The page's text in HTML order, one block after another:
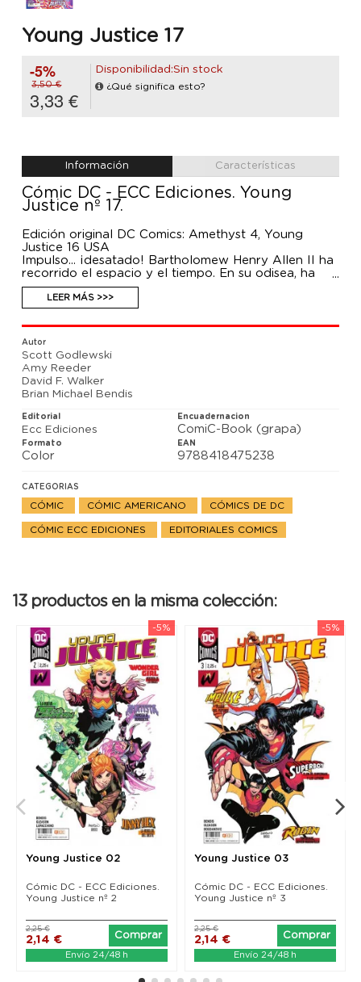
Young Justice 17
-5%
3,50 €
3,33 €
Disponibilidad:Sin stock
¿Qué significa esto?
Información Características
Cómic DC - ECC Ediciones. Young
Justice nº 17.
Edición original DC Comics: Amethyst 4, Young
Justice 16 USA
Impulso... ¡desatado! Bartholomew Henry Allen II ha
recorrido el espacio y el tiempo. En su odisea, ha
descubierto secretos impensables para el resto de
componentes de Young Justice. Hasta ahora. ¡Es el
momento de poner las cartas sobre la mesa! Por su
parte, la princesa Amatista descubre una verdad
que cambiará todo lo que creía conocer sobre
Mundogema.
LEER MÁS >>>
Autor
Scott Godlewski
Amy Reeder
David F. Walker
Brian Michael Bendis
Editorial
Ecc Ediciones
Encuadernacion
ComiC-Book (grapa)
Formato
Color
EAN
9788418475238
CATEGORIAS
CÓMIC CÓMIC AMERICANO CÓMICS DE DC
CÓMIC ECC EDICIONES EDITORIALES COMICS
13 productos en la misma colección:
-5%
Young Justice 02
Cómic DC - ECC Ediciones.
Young Justice nº 2
2,14 €
2,25 €
Comprar
Envío 24/48 h
-5%
Young Justice 03
Cómic DC - ECC Ediciones.
Young Justice nº 3
2,14 €
2,25 €
Comprar
Envío 24/48 h